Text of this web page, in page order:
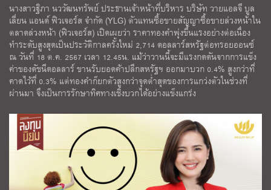
นางสาวฐิภา นววัฒนทรัพย์ ประธานเจ้าหน้าที่บริหาร บริษัท วายแอลจี บูล
เลี่ยน แอนด์ ฟิวเจอร์ส จำกัด (YLG) ตัวแทนซื้อขายสัญญาซื้อขายล่วงหน้าใน
ตลาดล่วงหน้า (ฟิวเจอร์ส) เปิดเผยว่า ราคาทองคำพุ่งขึ้นแรงอย่างต่อเนื่อง
ทำระดับสูงสุดเป็นประวัติกาลครั้งใหม่ 2,714 ดอลลาร์สหรัฐต่อทรอยออนซ์
ณ วันที่ 18 ต.ค. 2567 เวลา 12.45น. แม้ว่าวานนี้จะมีแรงกดดันจากการแข็ง
ค่าของดัชนีดอลลาร์ ขานรับยอดค้าปลีกสหรัฐฯ ออกมาบวก 0.4% สูงกว่าที่
คาดไว้ที่ 0.3% แต่ทองคำก็ยกตัวสูงกว่าจุดต่ำสุดของการแกว่งตัวในช่วงที่
ผ่านมา จึงเป็นการรักษาทิศทางเชิงบวกได้อย่างแข็งแกร่ง